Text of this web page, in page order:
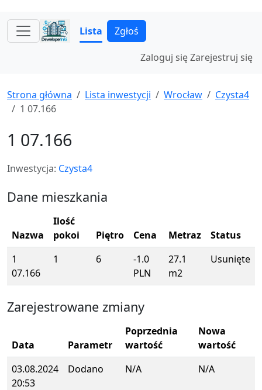
Lista Zgłoś
Zaloguj sięZarejestruj się
Strona główna Lista inwestycji Wrocław
Czysta4
1 07.166
1 07.166
Inwestycja: Czysta4
Dane mieszkania
Nazwa
Ilość
pokoi
Piętro Cena Metraz
Status
1
07.166
1 6
-1.0
PLN
27.1
m2
Usunięte
Zarejestrowane zmiany
Data Parametr
Poprzednia
wartość
Nowa
wartość
03.08.2024
20:53
Dodano N/A N/A